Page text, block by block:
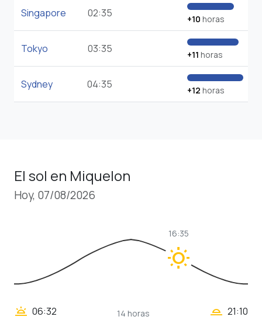
Singapore 02:35 +10 horas
Tokyo 03:35 +11 horas
Sydney 04:35 +12 horas
El sol en Miquelon
Hoy, 07/08/2026
wb_sunny
16:35
wb_twilight 06:32
14 horas
wb_twilight_2 21:10